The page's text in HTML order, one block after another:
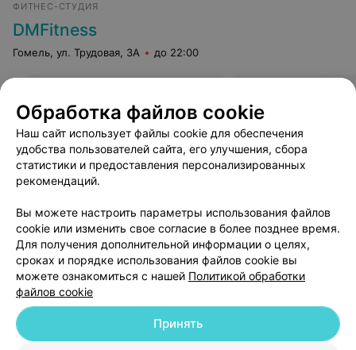
ФИТНЕС-СТУДИЯ
DMFitness
Гомель, ул. Трудовая, 3А до 22:00
Цена по запросу
Разовое
Цена по запросу
Добавить специалиста
Обработка файлов cookie
Наш сайт использует файлы cookie для обеспечения
удобства пользователей сайта, его улучшения, сбора
статистики и предоставления персонализированных
рекомендаций.
Вы можете настроить параметры использования файлов
cookie или изменить свое согласие в более позднее время.
Для получения дополнительной информации о целях,
сроках и порядке использования файлов cookie вы
можете ознакомиться с нашей Политикой обработки
файлов cookie
Принять